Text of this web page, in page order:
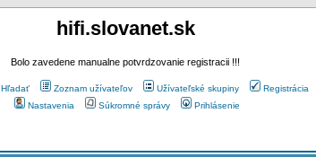
hifi.slovanet.sk
Bolo zavedene manualne potvrdzovanie registracii !!!
Hľadať Zoznam užívateľov Užívateľské skupiny
Registrácia
Nastavenia
Súkromné správy Prihlásenie